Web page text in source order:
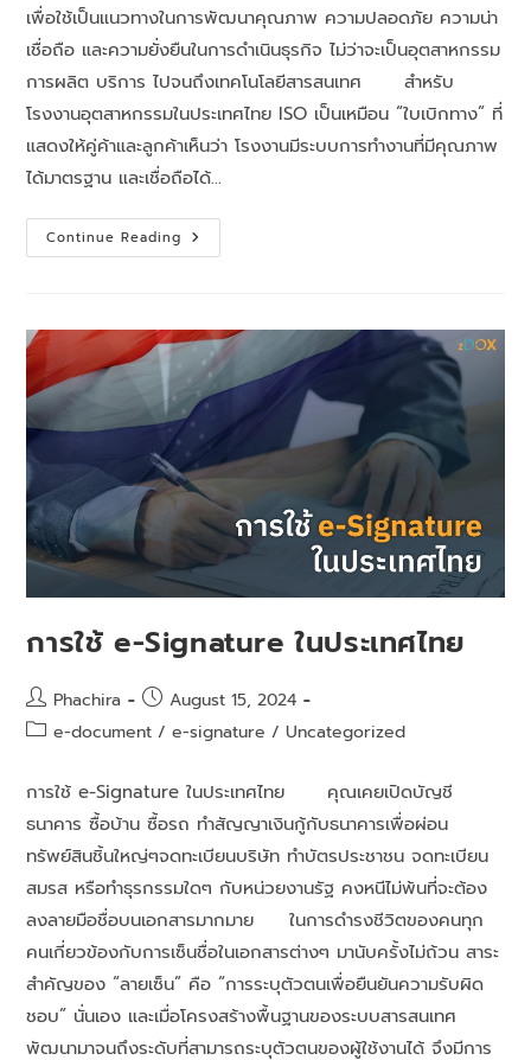
เพื่อใช้เป็นแนวทางในการพัฒนาคุณภาพ ความปลอดภัย ความน่า
เชื่อถือ และความยั่งยืนในการดำเนินธุรกิจ ไม่ว่าจะเป็นอุตสาหกรรม
การผลิต บริการ ไปจนถึงเทคโนโลยีสารสนเทศ สำหรับ
โรงงานอุตสาหกรรมในประเทศไทย ISO เป็นเหมือน “ใบเบิกทาง” ที่
แสดงให้คู่ค้าและลูกค้าเห็นว่า โรงงานมีระบบการทำงานที่มีคุณภาพ
ได้มาตรฐาน และเชื่อถือได้…
Continue Reading
การใช้ e-Signature ในประเทศไทย
Phachira
August 15, 2024
e-document / e-signature / Uncategorized
การใช้ e-Signature ในประเทศไทย คุณเคยเปิดบัญชี
ธนาคาร ซื้อบ้าน ซื้อรถ ทำสัญญาเงินกู้กับธนาคารเพื่อผ่อน
ทรัพย์สินชิ้นใหญ่ๆจดทะเบียนบริษัท ทำบัตรประชาชน จดทะเบียน
สมรส หรือทำธุรกรรมใดๆ กับหน่วยงานรัฐ คงหนีไม่พ้นที่จะต้อง
ลงลายมือชื่อบนเอกสารมากมาย ในการดำรงชีวิตของคนทุก
คนเกี่ยวข้องกับการเซ็นชื่อในเอกสารต่างๆ มานับครั้งไม่ถ้วน สาระ
สำคัญของ “ลายเซ็น” คือ “การระบุตัวตนเพื่อยืนยันความรับผิด
ชอบ” นั่นเอง และเมื่อโครงสร้างพื้นฐานของระบบสารสนเทศ
พัฒนามาจนถึงระดับที่สามารถระบุตัวตนของผู้ใช้งานได้ จึงมีการ